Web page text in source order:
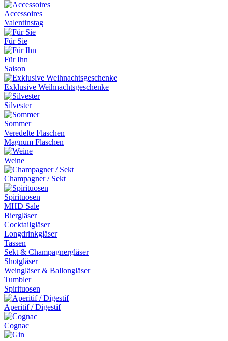
Accessoires
Valentinstag
Für Sie
Für Ihn
Saison
Exklusive Weihnachtsgeschenke
Silvester
Sommer
Veredelte Flaschen
Magnum Flaschen
Weine
Champagner / Sekt
Spirituosen
MHD Sale
Biergläser
Cocktailgläser
Longdrinkgläser
Tassen
Sekt & Champagnergläser
Shotgläser
Weingläser & Ballongläser
Tumbler
Spirituosen
Aperitif / Digestif
Cognac